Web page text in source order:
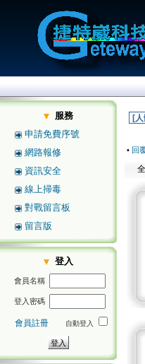
服務
申請免費序號
網路報修
資訊安全
線上掃毒
對戰留言板
留言版
登入
會員名稱
登入密碼
會員註冊 自動登入
[
• 回